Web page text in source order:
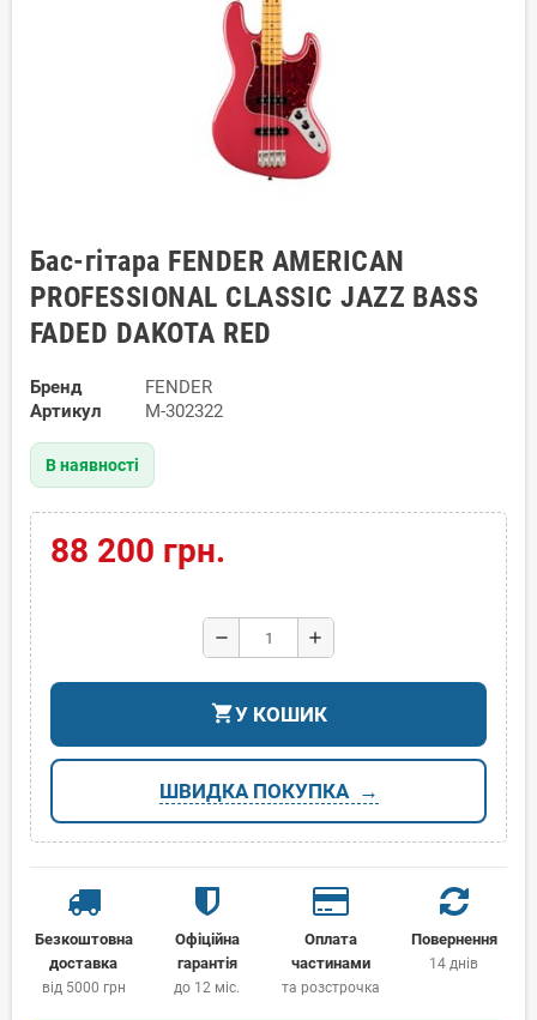
Бас-гітара FENDER AMERICAN
PROFESSIONAL CLASSIC JAZZ BASS
FADED DAKOTA RED
Бренд
FENDER
Артикул
M-302322
В наявності
88 200 грн.
remove add
shopping_cartУ КОШИК
ШВИДКА ПОКУПКА
Безкоштовна
доставка
від 5000 грн
Офіційна
гарантія
до 12 міс.
Оплата
частинами
та розстрочка
Повернення
14 днів